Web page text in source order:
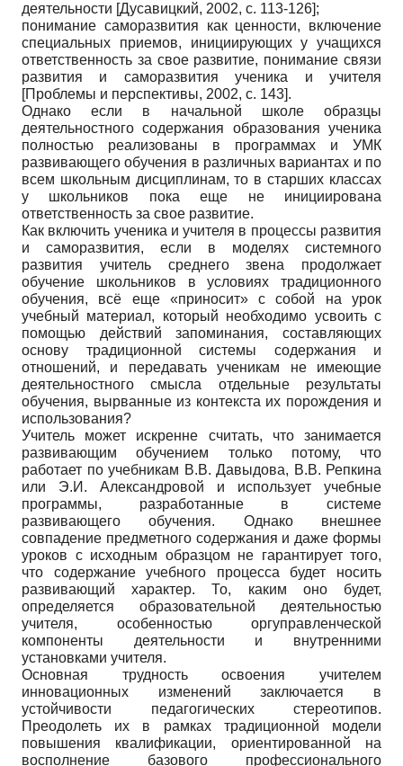
деятельности [Дусавицкий, 2002, с. 113-126];
понимание саморазвития как ценности, включение
специальных приемов, инициирующих у учащихся
ответственность за свое развитие, понимание связи
развития и саморазвития ученика и учителя
[Проблемы и перспективы, 2002, с. 143].
Однако если в начальной школе образцы
деятельностного содержания образования ученика
полностью реализованы в программах и УМК
развивающего обучения в различных вариантах и по
всем школьным дисциплинам, то в старших классах
у школьников пока еще не инициирована
ответственность за свое развитие.
Как включить ученика и учителя в процессы развития
и саморазвития, если в моделях системного
развития учитель среднего звена продолжает
обучение школьников в условиях традиционного
обучения, всё еще «приносит» с собой на урок
учебный материал, который необходимо усвоить с
помощью действий запоминания, составляющих
основу традиционной системы содержания и
отношений, и передавать ученикам не имеющие
деятельностного смысла отдельные результаты
обучения, вырванные из контекста их порождения и
использования?
Учитель может искренне считать, что занимается
развивающим обучением только потому, что
работает по учебникам В.В. Давыдова, В.В. Репкина
или Э.И. Александровой и использует учебные
программы, разработанные в системе
развивающего обучения. Однако внешнее
совпадение предметного содержания и даже формы
уроков с исходным образцом не гарантирует того,
что содержание учебного процесса будет носить
развивающий характер. То, каким оно будет,
определяется образовательной деятельностью
учителя, особенностью оргуправленческой
компоненты деятельности и внутренними
установками учителя.
Основная трудность освоения учителем
инновационных изменений заключается в
устойчивости педагогических стереотипов.
Преодолеть их в рамках традиционной модели
повышения квалификации, ориентированной на
восполнение базового профессионального